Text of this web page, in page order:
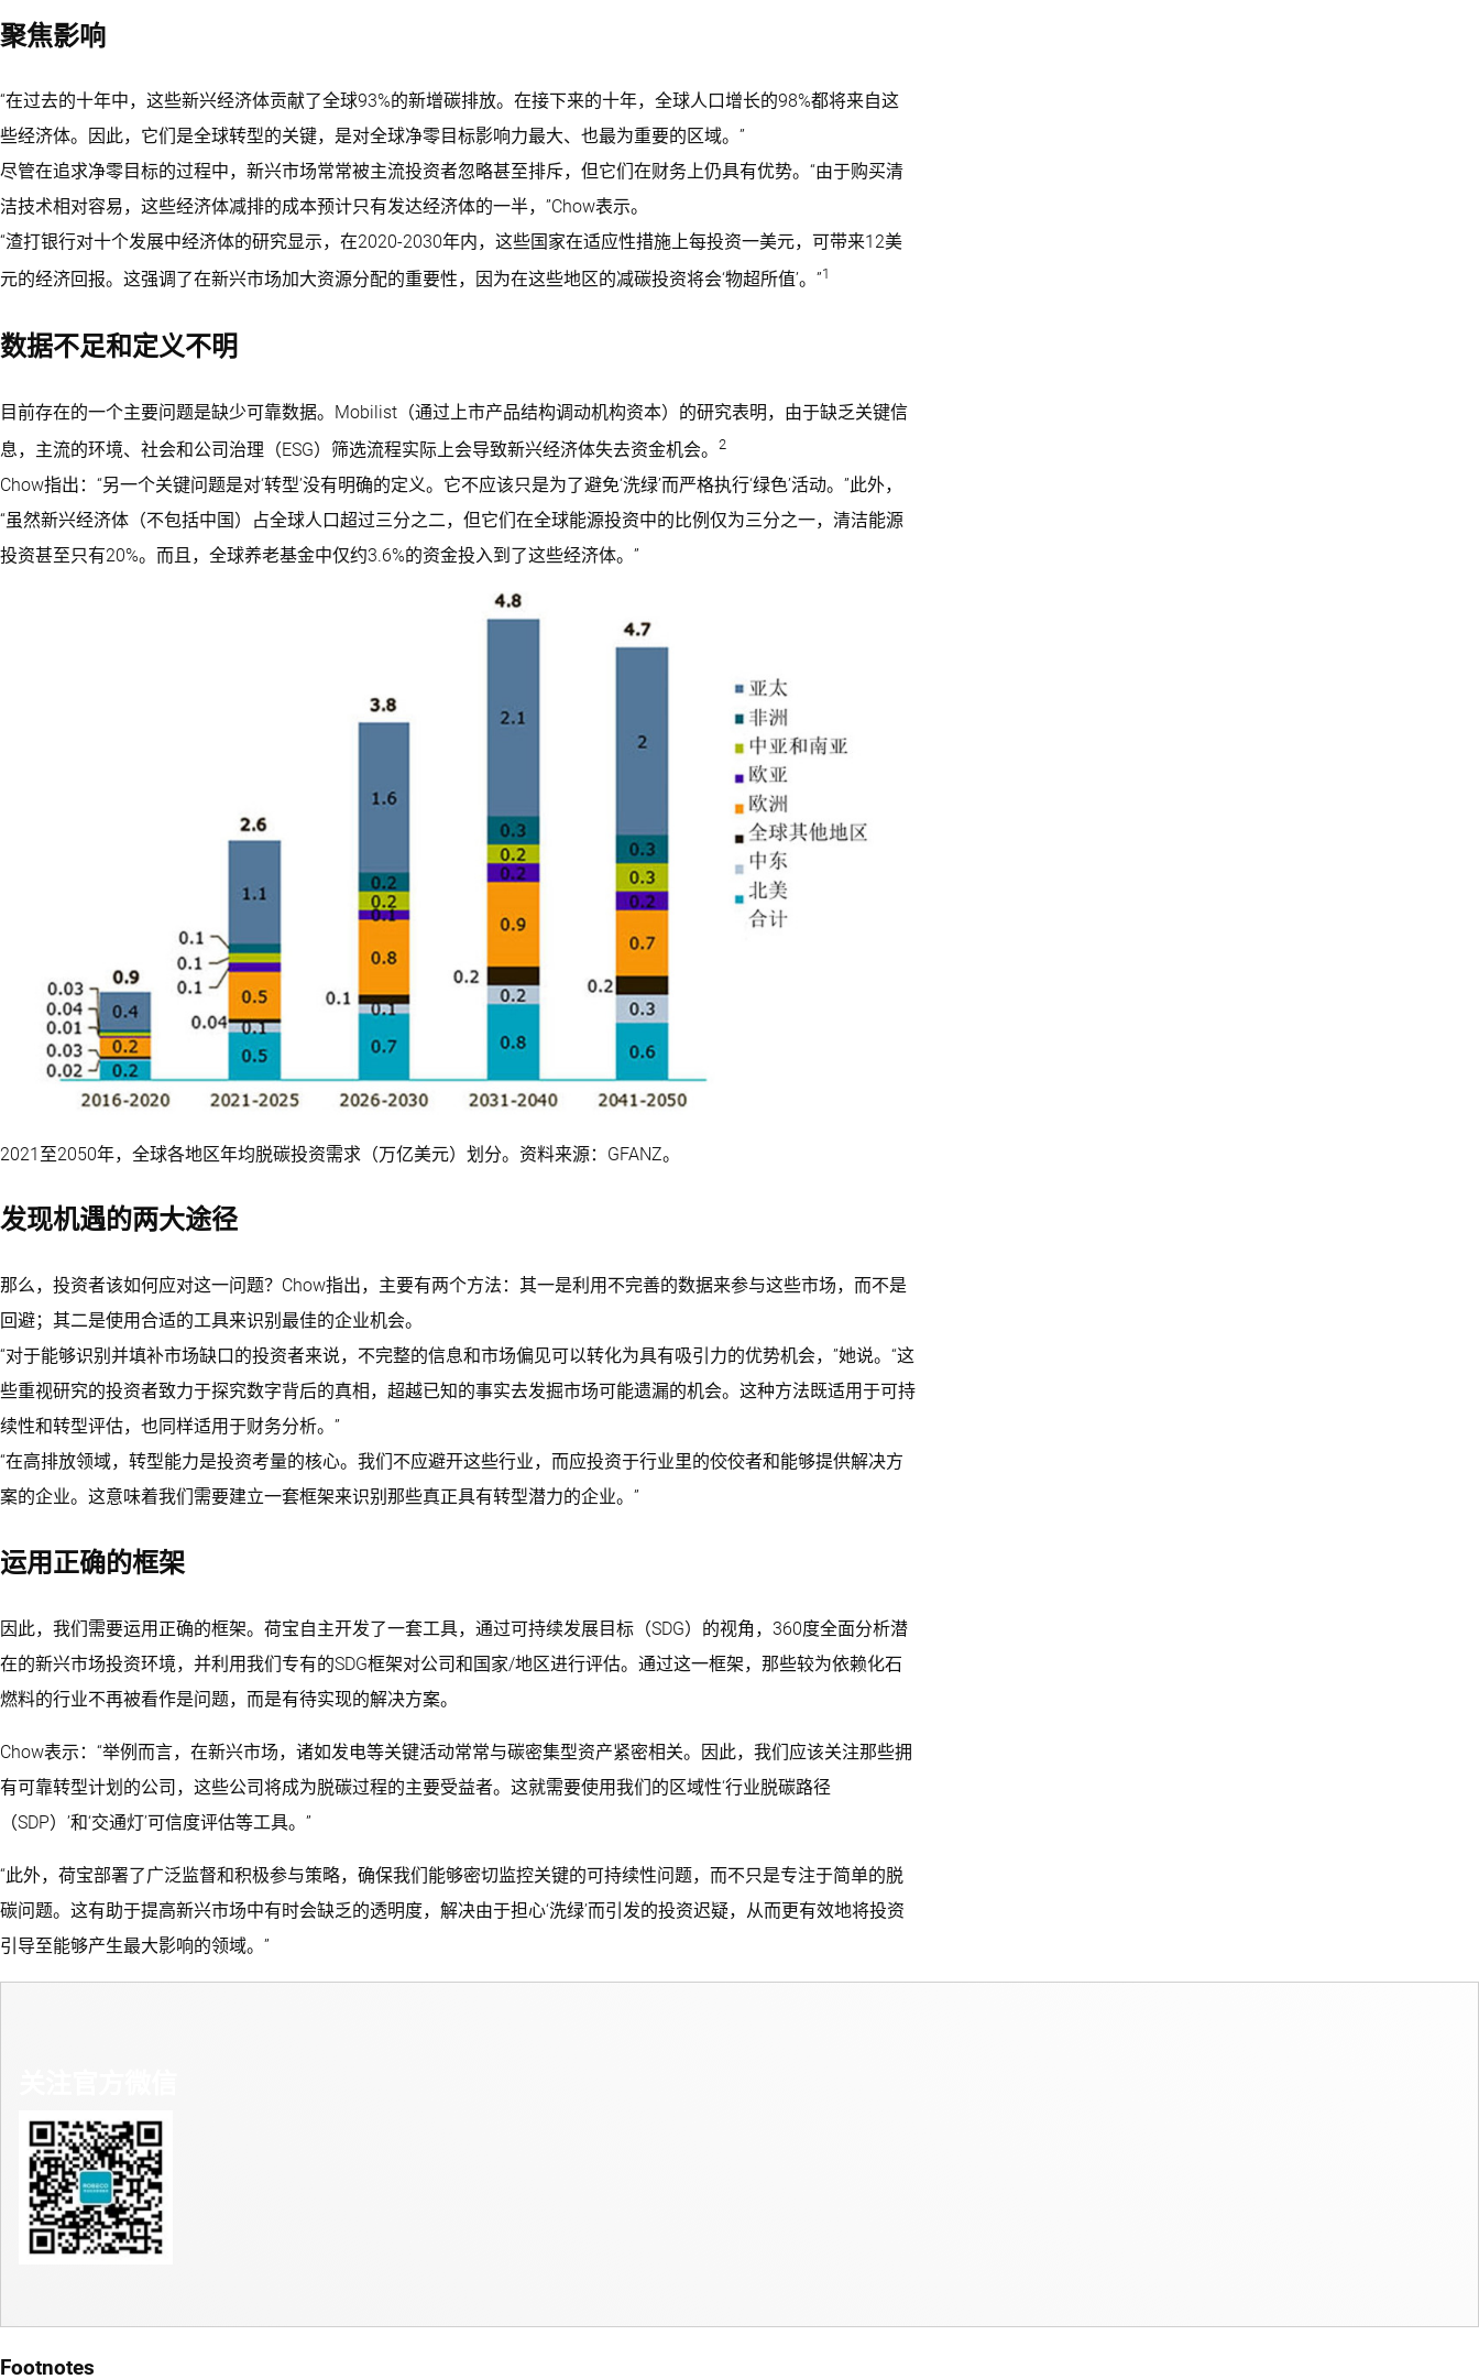
聚焦影响
“在过去的十年中，这些新兴经济体贡献了全球93%的新增碳排放。在接下来的十年，全球人口增长的98%都将来自这
些经济体。因此，它们是全球转型的关键，是对全球净零目标影响力最大、也最为重要的区域。”
尽管在追求净零目标的过程中，新兴市场常常被主流投资者忽略甚至排斥，但它们在财务上仍具有优势。“由于购买清
洁技术相对容易，这些经济体减排的成本预计只有发达经济体的一半，”Chow表示。
“渣打银行对十个发展中经济体的研究显示，在2020-2030年内，这些国家在适应性措施上每投资一美元，可带来12美
元的经济回报。这强调了在新兴市场加大资源分配的重要性，因为在这些地区的减碳投资将会‘物超所值’。”1
数据不足和定义不明
目前存在的一个主要问题是缺少可靠数据。Mobilist（通过上市产品结构调动机构资本）的研究表明，由于缺乏关键信
息，主流的环境、社会和公司治理（ESG）筛选流程实际上会导致新兴经济体失去资金机会。
2
Chow指出：“另一个关键问题是对‘转型’没有明确的定义。它不应该只是为了避免‘洗绿’而严格执行‘绿色’活动。”此外，
“虽然新兴经济体（不包括中国）占全球人口超过三分之二，但它们在全球能源投资中的比例仅为三分之一，清洁能源
投资甚至只有20%。而且，全球养老基金中仅约3.6%的资金投入到了这些经济体。”
2021至2050年，全球各地区年均脱碳投资需求（万亿美元）划分。资料来源：GFANZ。
发现机遇的两大途径
那么，投资者该如何应对这一问题？Chow指出，主要有两个方法：其一是利用不完善的数据来参与这些市场，而不是
回避；其二是使用合适的工具来识别最佳的企业机会。
“对于能够识别并填补市场缺口的投资者来说，不完整的信息和市场偏见可以转化为具有吸引力的优势机会，”她说。“这
些重视研究的投资者致力于探究数字背后的真相，超越已知的事实去发掘市场可能遗漏的机会。这种方法既适用于可持
续性和转型评估，也同样适用于财务分析。”
“在高排放领域，转型能力是投资考量的核心。我们不应避开这些行业，而应投资于行业里的佼佼者和能够提供解决方
案的企业。这意味着我们需要建立一套框架来识别那些真正具有转型潜力的企业。”
运用正确的框架
因此，我们需要运用正确的框架。荷宝自主开发了一套工具，通过可持续发展目标（SDG）的视角，360度全面分析潜
在的新兴市场投资环境，并利用我们专有的SDG框架对公司和国家/地区进行评估。通过这一框架，那些较为依赖化石
燃料的行业不再被看作是问题，而是有待实现的解决方案。
Chow表示：“举例而言，在新兴市场，诸如发电等关键活动常常与碳密集型资产紧密相关。因此，我们应该关注那些拥
有可靠转型计划的公司，这些公司将成为脱碳过程的主要受益者。这就需要使用我们的区域性‘行业脱碳路径
（SDP）’和‘交通灯’可信度评估等工具。”
“此外，荷宝部署了广泛监督和积极参与策略，确保我们能够密切监控关键的可持续性问题，而不只是专注于简单的脱
碳问题。这有助于提高新兴市场中有时会缺乏的透明度，解决由于担心‘洗绿’而引发的投资迟疑，从而更有效地将投资
引导至能够产生最大影响的领域。”
Footnotes